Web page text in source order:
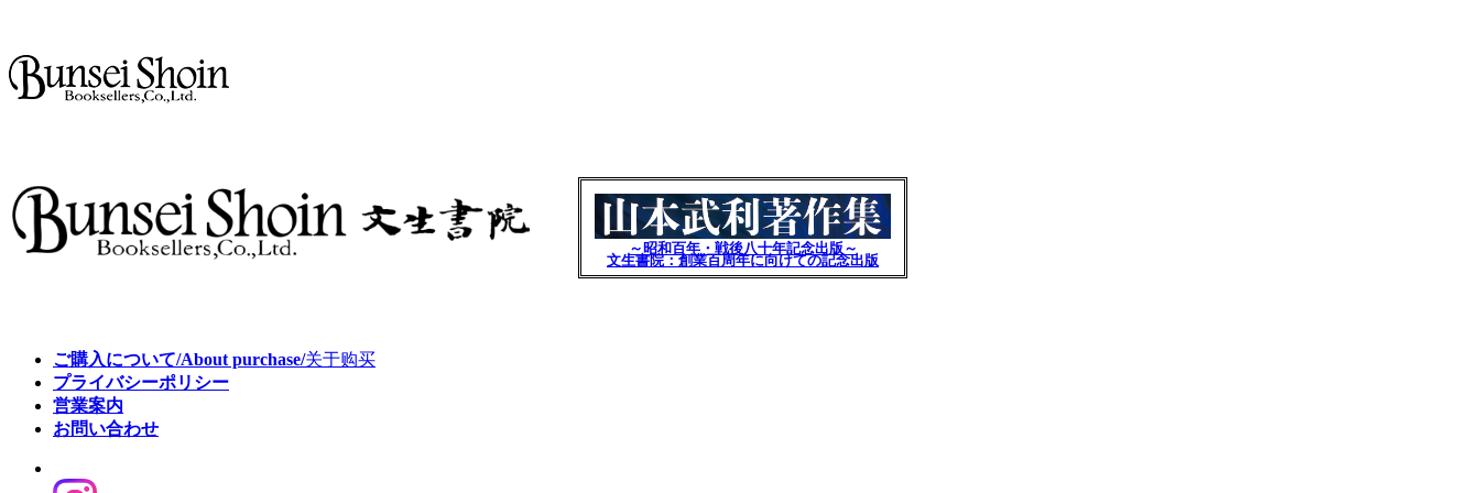
～昭和百年・戦後八十年記念出版～
文生書院：創業百周年に向けての記念出版
ご購入について/About purchase/关于购买
プライバシーポリシー
営業案内
お問い合わせ